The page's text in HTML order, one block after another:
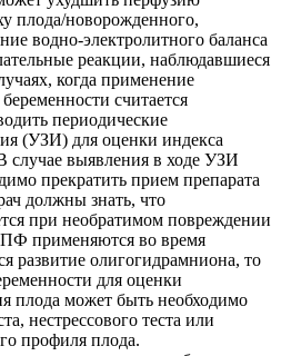
плода/новорожденного,
водно-электролитного баланса
реакции, наблюдавшиеся
когда применение
считается
периодические
(УЗИ) для оценки индекса
случае выявления в ходе УЗИ
прекратить прием препарата
должны знать, что
при необратимом повреждении
применяются во время
развитие олигогидрамниона, то
для оценки
плода может быть необходимо
нестрессового теста или
профиля плода.